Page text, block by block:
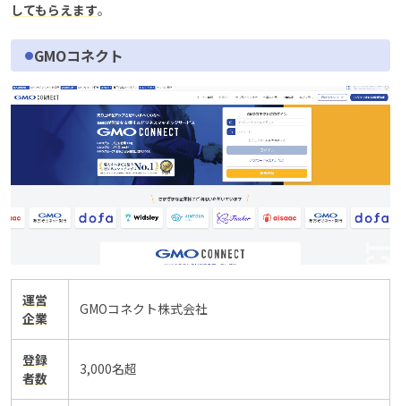
してもらえます。
GMOコネクト
運営
企業
GMOコネクト株式会社
登録
者数
3,000名超